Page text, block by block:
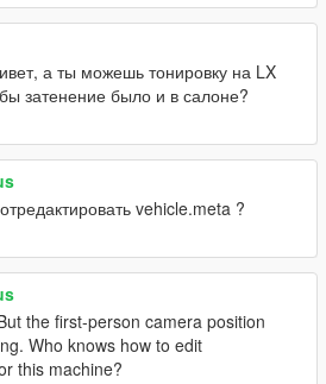
а ты можешь тонировку на LX
затенение было и в салоне?
vehicle.meta ?
the first-person camera position
Who knows how to edit
this machine?